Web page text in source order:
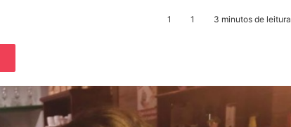
1 1 3 minutos de leitura